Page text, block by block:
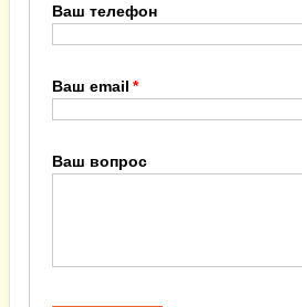
Ваш телефон
Ваш email
Ваш вопрос